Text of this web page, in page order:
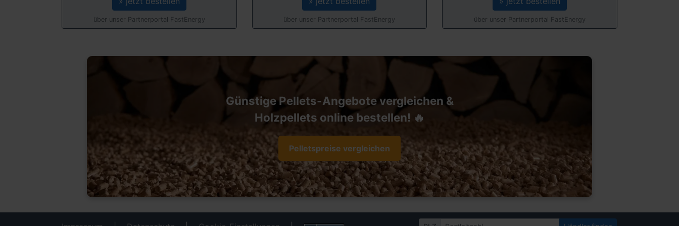
über unser Partnerportal FastEnergy über unser Partnerportal FastEnergy über unser Partnerportal FastEnergy
Günstige Pellets-Angebote vergleichen &
Holzpellets online bestellen! 🔥
Pelletspreise vergleichen